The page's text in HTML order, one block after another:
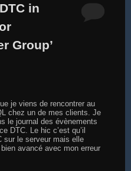
in
Group’
je viens de rencontrer au
chez un de mes clients. Je
le journal des évènements
DTC. Le hic c’est qu’il
sur le serveur mais elle
avancé avec mon erreur